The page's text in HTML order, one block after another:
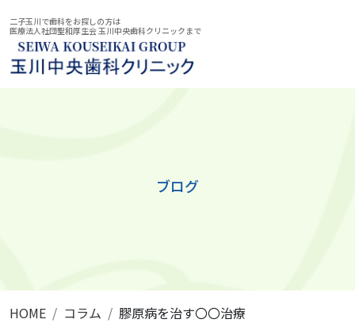
二子玉川で歯科をお探しの方は
医療法人社団聖和厚生会 玉川中央歯科クリニックまで
ブログ
HOME コラム 膠原病を治す〇〇治療